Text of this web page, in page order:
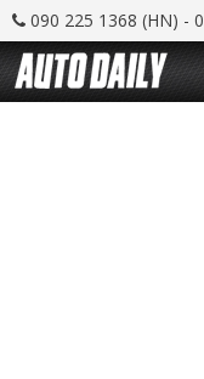
090 225 1368 (HN) -